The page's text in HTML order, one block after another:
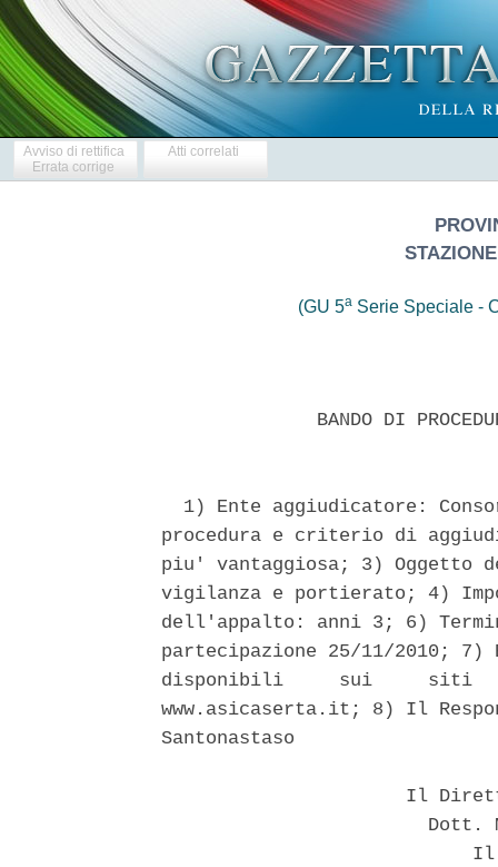
Avviso di rettifica
Errata corrige
Atti correlati
(GU 5a Serie Speciale -
BANDO DI
1) Ente aggiudicatore:
procedura e criterio di
piu' vantaggiosa; 3)
vigilanza e portierato; 4)
dell'appalto: anni 3; 6)
partecipazione 25/11/2010;
disponibili     sui     siti
www.asicaserta.it; 8) Il
Santonastaso
Il